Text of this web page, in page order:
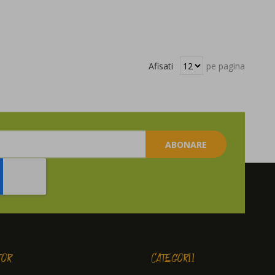
Afisati pe pagina
ABONARE
CATEGORII